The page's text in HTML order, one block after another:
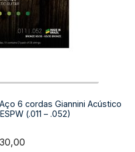
6 cordas Giannini Acústico
(.011 – .052)
30,00